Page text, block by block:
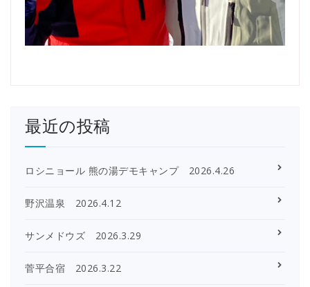
最近の投稿
ロシニョール 熊の湯デモキャンプ 2026.4.26
野沢温泉 2026.4.12
サンメドウズ 2026.3.29
菅平合宿 2026.3.22